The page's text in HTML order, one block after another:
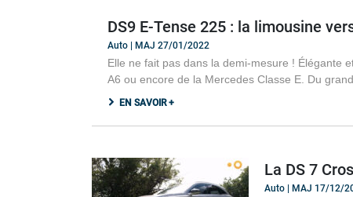
DS9 E-Tense 225 : la limousine
Auto | MAJ 27/01/2022
Elle ne fait pas dans la demi-mesure ! Élégante
A6 ou encore de la Mercedes Classe E. Du
EN SAVOIR +
La DS 7
Auto | MAJ 17/12/